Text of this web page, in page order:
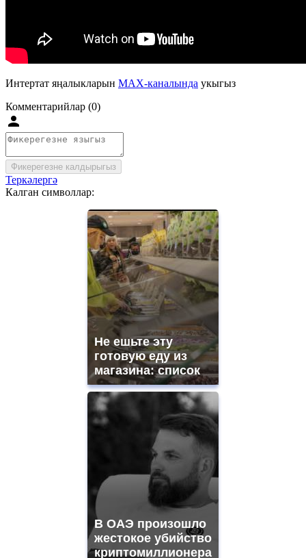
Интертат яңалыкларын MAX-каналында укыгыз
Комментарийлар (0)
Фикерегезне калдырыгыз
Теркәлергә
Калган символлар:
Не ешьте эту
готовую еду из
магазина: список
В ОАЭ произошло
жестокое убийство
криптомиллионера